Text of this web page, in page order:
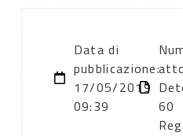
Data di
pubblicazione:
17/05/2019
09:39
60